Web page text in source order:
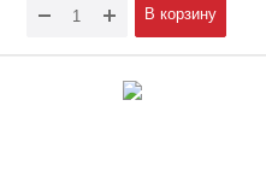
В корзину